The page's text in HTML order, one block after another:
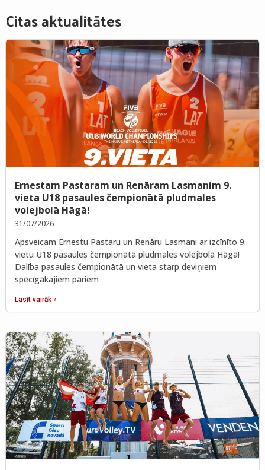
Citas aktualitātes
Ernestam Pastaram un Renāram Lasmanim 9.
vieta U18 pasaules čempionātā pludmales
volejbolā Hāgā!
31/07/2026
Apsveicam Ernestu Pastaru un Renāru Lasmani ar izcīnīto 9.
vietu U18 pasaules čempionātā pludmales volejbolā Hāgā!
Dalība pasaules čempionātā un vieta starp deviņiem
spēcīgākajiem pāriem
Lasīt vairāk »